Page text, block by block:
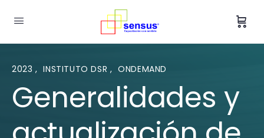
2023, INSTITUTO DSR , ONDEMAND
Generalidades y